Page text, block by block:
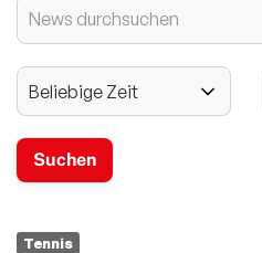
Tennis
2024 - 125-jähriges Jubiläum
Mitglieder-Service
Verantwortung